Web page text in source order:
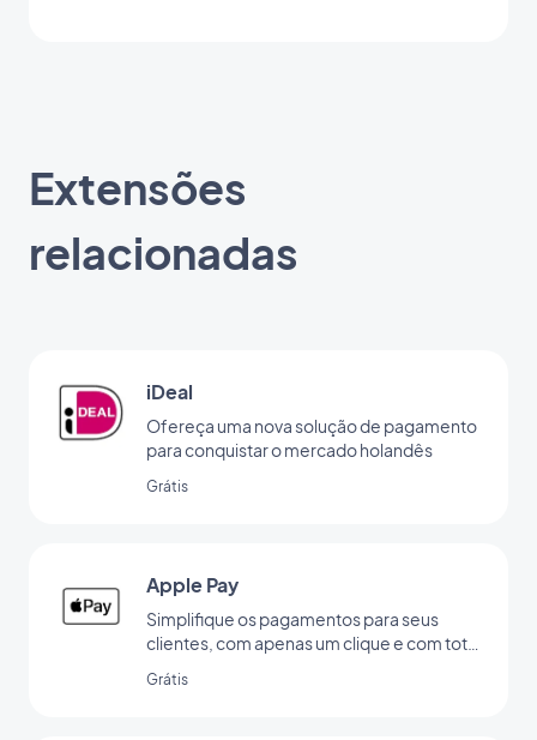
Extensões
relacionadas
iDeal
Ofereça uma nova solução de pagamento
para conquistar o mercado holandês
Grátis
Apple Pay
Simplifique os pagamentos para seus
clientes, com apenas um clique e com total
Grátis